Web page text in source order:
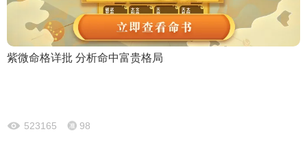
紫微命格详批 分析命中富贵格局
523165 98